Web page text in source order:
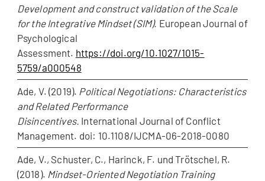
Development and construct validation of the Scale
for the Integrative Mindset (SIM). European Journal of
Psychological
Assessment. https://doi.org/10.1027/1015-
5759/a000548
Ade, V. (2019). Political Negotiations: Characteristics
and Related Performance
Disincentives. International Journal of Conflict
Management. doi: 10.1108/IJCMA-06-2018-0080
Ade, V., Schuster, C., Harinck, F. und Trötschel, R.
(2018). Mindset-Oriented Negotiation Training